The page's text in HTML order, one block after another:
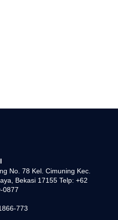
No. 78 Kel. Cimuning Kec.
Bekasi 17155 Telp: +62
0877
773